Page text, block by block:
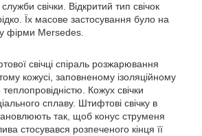
свічки. Відкритий тип свічок
Їх масове застосування було на
фірми Mersedes.
свічці спіраль розжарювання
кожусі, заповненому ізоляційному
Кожух свічки
сплаву. Штифтові свічку в
так, щоб конус струменя
стосувався розпеченого кінця її